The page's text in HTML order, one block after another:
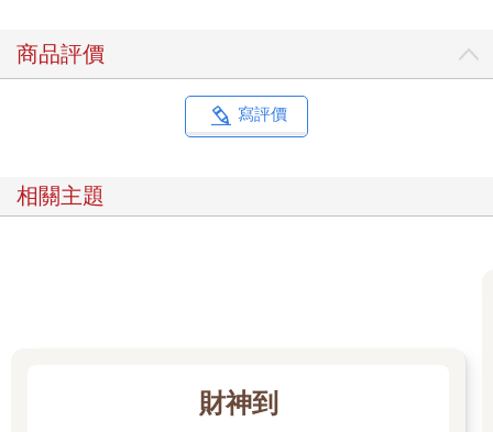
商品評價
寫評價
相關主題
財神到